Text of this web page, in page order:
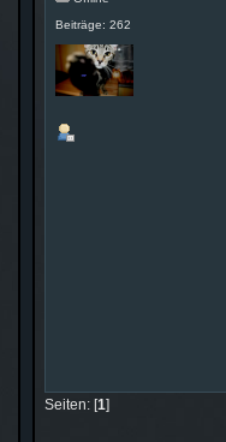
Beiträge: 262
Seiten: [1]